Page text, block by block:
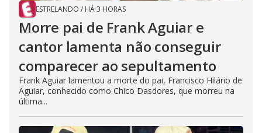
ESTRELANDO / HÁ 3 HORAS
Morre pai de Frank Aguiar e
cantor lamenta não conseguir
comparecer ao sepultamento
Frank Aguiar lamentou a morte do pai, Francisco Hilário de
Aguiar, conhecido como Chico Dasdores, que morreu na
última...